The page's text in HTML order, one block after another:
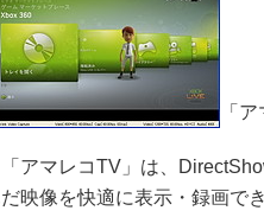
「
アマレコTV」は、
だ映像を快適に表示・録画で